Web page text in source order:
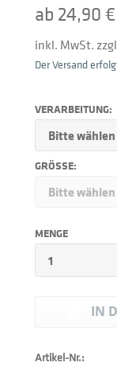
ab 24,90 €
inkl. MwSt.
Der Versand
VERARBEITUNG:
GRÖSSE:
MENGE
IN
Artikel-Nr.: